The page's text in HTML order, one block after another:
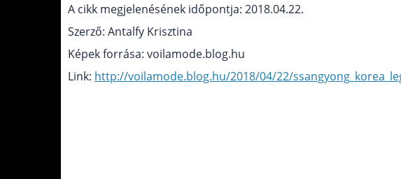
A cikk megjelenésének időpontja: 2018.04.22.
Szerző: Antalfy Krisztina
Képek forrása: voilamode.blog.hu
Link: http://voilamode.blog.hu/2018/04/22/